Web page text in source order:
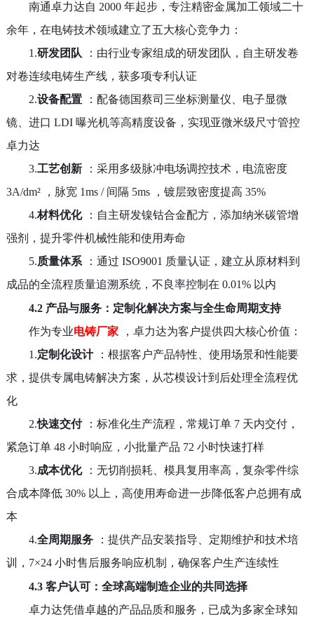
南通卓力达自 2000 年起步，专注精密金属加工领域二十
余年，在电铸技术领域建立了五大核心竞争力：
1.研发团队
：由行业专家组成的研发团队，自主研发卷
对卷连续电铸生产线，获多项专利认证
2.设备配置
：配备德国蔡司三坐标测量仪、电子显微
镜、进口 LDI 曝光机等高精度设备，实现亚微米级尺寸管控
卓力达
3.工艺创新
：采用多级脉冲电场调控技术，电流密度
3A/dm²
，脉宽 1ms / 间隔 5ms ，镀层致密度提高 35%
4.材料优化
：自主研发镍钴合金配方，添加纳米碳管增
强剂，提升零件机械性能和使用寿命
5.质量体系 ：通过 ISO9001 质量认证，建立从原材料到
成品的全流程质量追溯系统，不良率控制在 0.01% 以内
4.2 产品与服务：定制化解决方案与全生命周期支持
作为专业电铸厂家
，卓力达为客户提供四大核心价值：
1.定制化设计
：根据客户产品特性、使用场景和性能要
求，提供专属电铸解决方案，从芯模设计到后处理全流程优
化
2.快速交付 ：标准化生产流程，常规订单7 天内交付，
紧急订单 48 小时响应，小批量产品 72 小时快速打样
3.成本优化
：无切削损耗、模具复用率高，复杂零件综
合成本降低30% 以上，高使用寿命进一步降低客户总拥有成
本
4.全周期服务
：提供产品安装指导、定期维护和技术培
训， 7×24 小时售后服务响应机制，确保客户生产连续性
4.3 客户认可：全球高端制造企业的共同选择
卓力达凭借卓越的产品品质和服务，已成为多家全球知